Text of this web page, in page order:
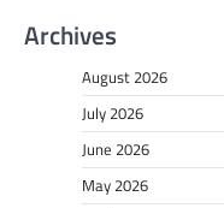
Archives
August 2026
July 2026
June 2026
May 2026